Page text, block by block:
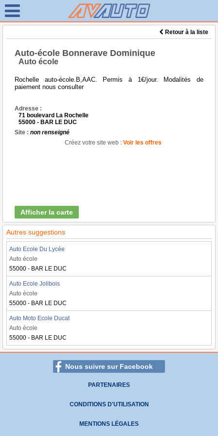
Retour à la liste
Auto-école Bonnerave Dominique
Auto école
Rochelle auto-école.B,AAC. Permis à 1€/jour. Modalités de
paiement nous consulter
Adresse :
71 boulevard La Rochelle
55000 - BAR LE DUC
Site : non renseigné
Créez votre site web : Voir les offres
Afficher la carte
Autres suggestions
Auto Ecole Du Lycée
Auto école
55000 - BAR LE DUC
Auto Ecole Jolibois
Auto école
55000 - BAR LE DUC
Auto Moto Ecole Ducat
Auto école
55000 - BAR LE DUC
Nous suivre sur Facebook
PARTENAIRES
CONDITIONS D'UTILISATION
MENTIONS LÉGALES